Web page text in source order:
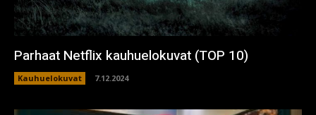
Parhaat Netflix kauhuelokuvat (TOP 10)
Kauhuelokuvat 7.12.2024